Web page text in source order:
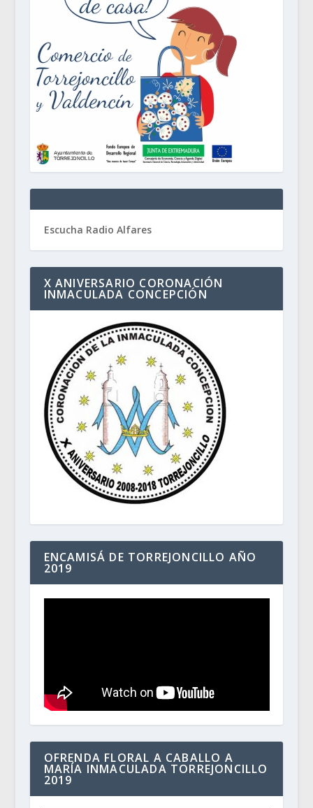
Escucha Radio Alfares
X ANIVERSARIO CORONACIÓN
INMACULADA CONCEPCIÓN
ENCAMISÁ DE TORREJONCILLO AÑO
2019
OFRENDA FLORAL A CABALLO A
MARÍA INMACULADA TORREJONCILLO
2019